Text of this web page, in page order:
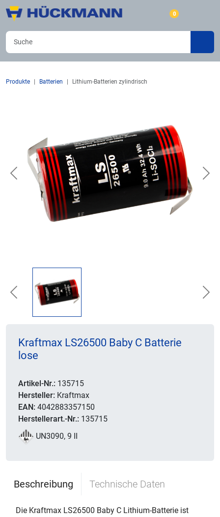
0
Produkte Batterien Lithium-Batterien zylindrisch
Previous
Previous
Kraftmax LS26500 Baby C Batterie
lose
Artikel-Nr.: 135715
Hersteller: Kraftmax
EAN: 4042883357150
Herstellerart.-Nr.: 135715
UN3090, 9 II
Beschreibung Technische Daten
Die Kraftmax LS26500 Baby C Lithium-Batterie ist